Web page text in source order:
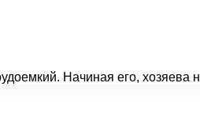
Начиная его, хозяева